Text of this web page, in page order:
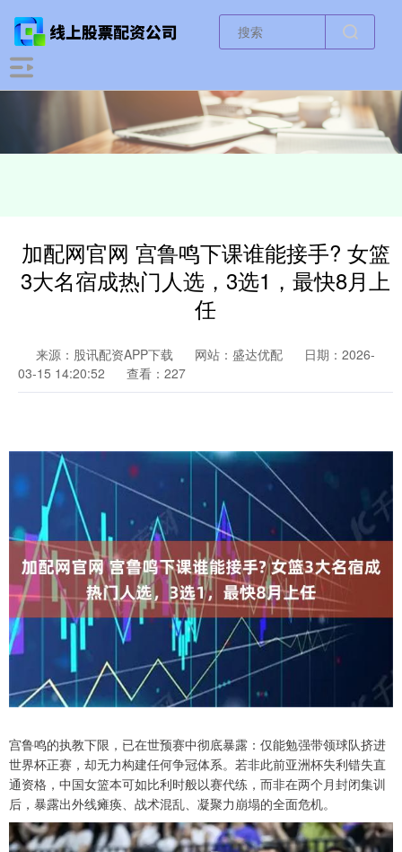
加配网官网 宫鲁鸣下课谁能接手? 女篮
3大名宿成热门人选，3选1，最快8月上
任
来源：股讯配资APP下载 网站：盛达优配
日期：2026-
03-15 14:20:52
查看：227
宫鲁鸣的执教下限，已在世预赛中彻底暴露：仅能勉强带领球队挤进
世界杯正赛，却无力构建任何争冠体系。若非此前亚洲杯失利错失直
通资格，中国女篮本可如比利时般以赛代练，而非在两个月封闭集训
后，暴露出外线瘫痪、战术混乱、凝聚力崩塌的全面危机。